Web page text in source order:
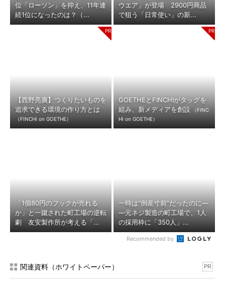
位「ローソン」を抑え、11年連
続1位になったのは？（...
ウエア」が登場 2900円商品
で狙う「日常使い」の新...
【西野亮廣】つくりたいものを
追求できる環境の作り方とは
（FINCHI on GOETHE）
GOETHEとFINCHIがタッグを
組み、新メディアを創設
（FINC
HI on GOETHE）
「1個80円のフックが売れる
か」と一蹴された町工場の逆転
劇 友安製作所が考える「...
一時は“倒産寸前”だったのに―
―元ネジ製造の町工場で、1人
の採用枠に「350人」...
Recommended by
関連資料（ホワイトペーパー） PR